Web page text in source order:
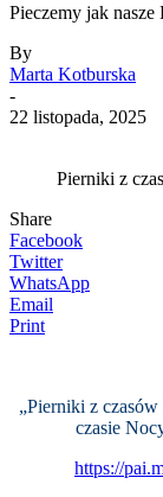
Pieczemy jak
By
Marta Kotburska
-
22 listopada, 2025
Pierniki z
Share
Facebook
Twitter
WhatsApp
Email
Print
„Pierniki z
czasie
https://